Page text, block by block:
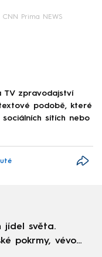
CNN Prima NEWS
TV zpravodajství
podobě, které
sítích nebo
jídel světa.
pokrmy, vévodí